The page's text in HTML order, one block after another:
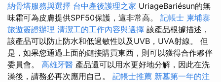
納骨塔服務與選擇 台中產後護理之家 UriageBariésun的無
味霜可為皮膚提供SPF50保護，這非常高。 記帳士 柬埔寨
旅遊簽證辦理 清潔工的工作內容與選擇 該產品根據描述，
該產品可以防止防水和低過敏性以及UVB，UVA射線。 但
是，如果您通過上面的鏈接購買東西，則可以獲得合作夥伴
委員會。 高雄牙醫 產品還可以用水更好地分解，因此在洗
澡後，請務必再次應用自己。 記帳士推薦 新墓第一年的注